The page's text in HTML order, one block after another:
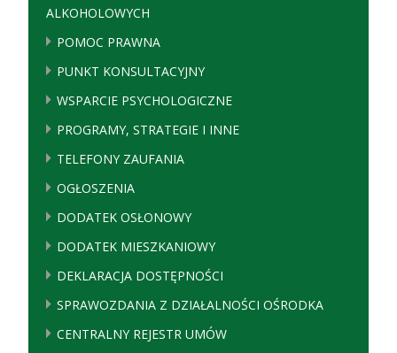
ALKOHOLOWYCH
POMOC PRAWNA
PUNKT KONSULTACYJNY
WSPARCIE PSYCHOLOGICZNE
PROGRAMY, STRATEGIE I INNE
TELEFONY ZAUFANIA
OGŁOSZENIA
DODATEK OSŁONOWY
DODATEK MIESZKANIOWY
DEKLARACJA DOSTĘPNOŚCI
SPRAWOZDANIA Z DZIAŁALNOŚCI OŚRODKA
CENTRALNY REJESTR UMÓW